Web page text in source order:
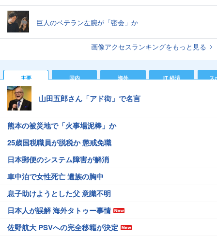
巨人のベテラン左腕が「密会」か
画像アクセスランキングをもっと見る
主要 国内 海外 IT 経済 ス
山田五郎さん「アド街」で名言
熊本の被災地で「火事場泥棒」か
25歳国税職員が脱税か 懲戒免職
日本郵便のシステム障害が解消
車中泊で女性死亡 遺族の胸中
息子助けようとした父 意識不明
日本人が誤解 海外タトゥー事情
佐野航大 PSVへの完全移籍が決定